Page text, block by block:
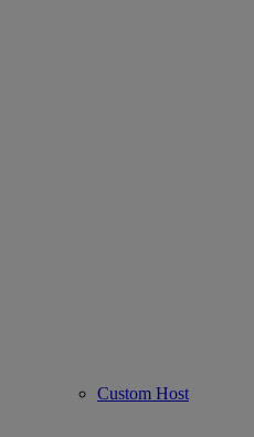
Custom Host